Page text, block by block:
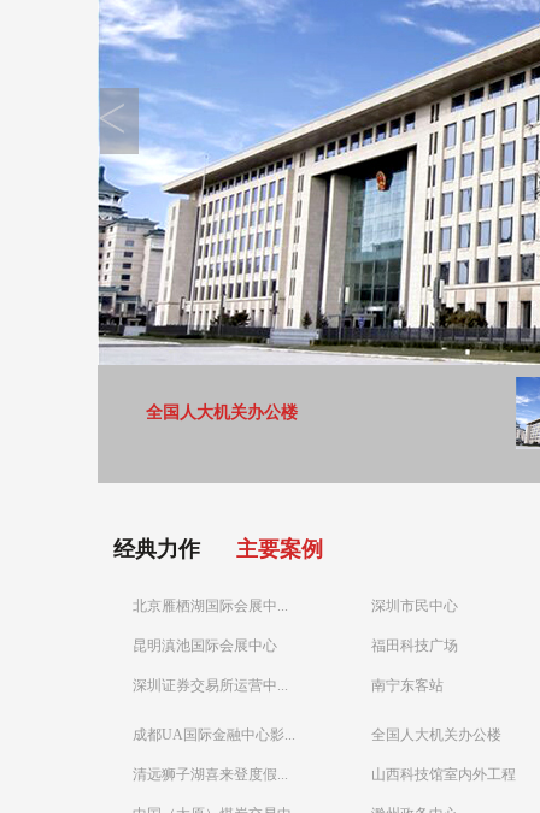
全国人大机关办公楼
经典力作 主要案例
北京雁栖湖国际会展中...
昆明滇池国际会展中心
深圳证券交易所运营中...
成都UA国际金融中心影...
清远狮子湖喜来登度假...
深圳市民中心
福田科技广场
南宁东客站
全国人大机关办公楼
山西科技馆室内外工程